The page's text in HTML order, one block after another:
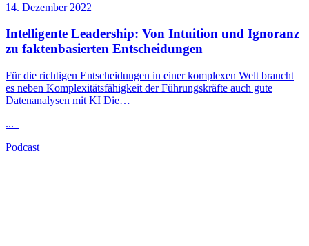
14. Dezember 2022
Intelligente Leadership: Von Intuition und Ignoranz
zu faktenbasierten Entscheidungen
Für die richtigen Entscheidungen in einer komplexen Welt braucht
es neben Komplexitätsfähigkeit der Führungskräfte auch gute
Datenanalysen mit KI Die…
...
Podcast